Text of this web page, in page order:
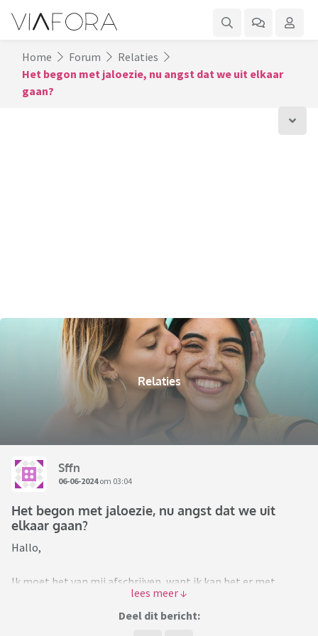
Home Forum
Relaties
Het begon met jaloezie, nu angst dat we uit elkaar
gaan?
Relaties
Sffn
06-06-2024om 03:04
Het begon met jaloezie, nu angst dat we uit
elkaar gaan?
Hallo,
Ik moet het van mij afschrijven, want ik kan het er met
Deel dit bericht: